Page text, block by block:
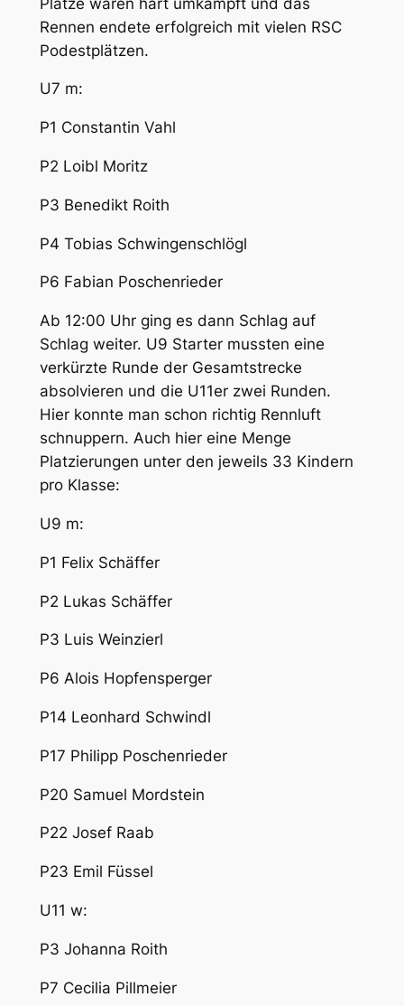
Rennen endete erfolgreich mit vielen RSC
Podestplätzen.
U7 m:
P1 Constantin Vahl
P2 Loibl Moritz
P3 Benedikt Roith
P4 Tobias Schwingenschlögl
P6 Fabian Poschenrieder
Ab 12:00 Uhr ging es dann Schlag auf
Schlag weiter. U9 Starter mussten eine
verkürzte Runde der Gesamtstrecke
absolvieren und die U11er zwei Runden.
Hier konnte man schon richtig Rennluft
schnuppern. Auch hier eine Menge
Platzierungen unter den jeweils 33 Kindern
pro Klasse:
U9 m:
P1 Felix Schäffer
P2 Lukas Schäffer
P3 Luis Weinzierl
P6 Alois Hopfensperger
P14 Leonhard Schwindl
P17 Philipp Poschenrieder
P20 Samuel Mordstein
P22 Josef Raab
P23 Emil Füssel
U11 w:
P3 Johanna Roith
P7 Cecilia Pillmeier